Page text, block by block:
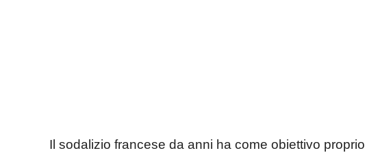
Il sodalizio francese da anni ha come obiettivo